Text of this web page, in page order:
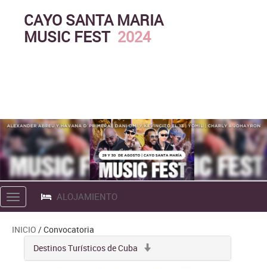
CAYO SANTA MARIA
MUSIC FEST 2024
Toggle
navigation
ALOJAMIENTO
INICIO / Convocatoria
Destinos Turísticos de Cuba